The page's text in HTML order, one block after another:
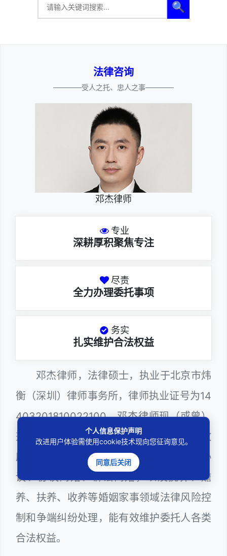
🔍
法律咨询
————受人之托、忠人之事————
邓杰律师
专业
深耕厚积聚焦专注
尽责
全力办理委托事项
务实
扎实维护合法权益
邓杰律师，法律硕士，执业于北京市炜
衡（深圳）律师事务所，律师执业证号为14
403201810022100。邓杰律师现（或曾）
兼任深圳市人民政府听证员、深圳市某区政
府部门公职律师，邓杰律师十分熟悉婚前协
议、协议离婚、诉讼离婚，以及抚养、赡
养、扶养、收养等婚姻家事领域法律风险控
制和争端纠纷处理，能有效维护委托人各类
合法权益。
个人信息保护声明
改进用户体验需使用cookie技术现向您征询意见。
同意后关闭